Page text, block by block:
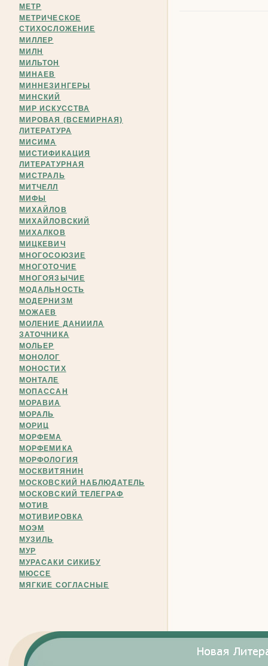
МЕТР
МЕТРИЧЕСКОЕ
СТИХОСЛОЖЕНИЕ
МИЛЛЕР
МИЛН
МИЛЬТОН
МИНАЕВ
МИННЕЗИНГЕРЫ
МИНСКИЙ
МИР ИСКУССТВА
МИРОВАЯ (ВСЕМИРНАЯ)
ЛИТЕРАТУРА
МИСИМА
МИСТИФИКАЦИЯ
ЛИТЕРАТУРНАЯ
МИСТРАЛЬ
МИТЧЕЛЛ
МИФЫ
МИХАЙЛОВ
МИХАЙЛОВСКИЙ
МИХАЛКОВ
МИЦКЕВИЧ
МНОГОСОЮЗИЕ
МНОГОТОЧИЕ
МНОГОЯЗЫЧИЕ
МОДАЛЬНОСТЬ
МОДЕРНИЗМ
МОЖАЕВ
МОЛЕНИЕ ДАНИИЛА
ЗАТОЧНИКА
МОЛЬЕР
МОНОЛОГ
МОНОСТИХ
МОНТАЛЕ
МОПАССАН
МОРАВИА
МОРАЛЬ
МОРИЦ
МОРФЕМА
МОРФЕМИКА
МОРФОЛОГИЯ
МОСКВИТЯНИН
МОСКОВСКИЙ НАБЛЮДАТЕЛЬ
МОСКОВСКИЙ ТЕЛЕГРАФ
МОТИВ
МОТИВИРОВКА
МОЭМ
МУЗИЛЬ
МУР
МУРАСАКИ СИКИБУ
МЮССЕ
МЯГКИЕ СОГЛАСНЫЕ